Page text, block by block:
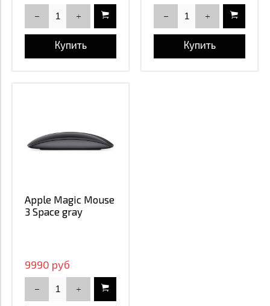
Купить Купить
Apple Magic Mouse
3 Space gray
9990 руб